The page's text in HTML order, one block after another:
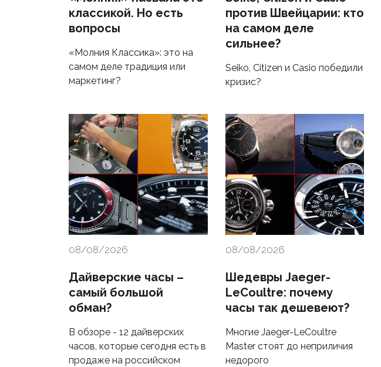
классикой. Но есть
вопросы
«Молния Классика»: это на
самом деле традиция или
маркетинг?
против Швейцарии: кто
на самом деле
сильнее?
Seiko, Citizen и Casio победили
кризис?
08/08/2026
Дайверские часы –
самый большой
обман?
В обзоре - 12 дайверских
часов, которые сегодня есть в
продаже на российском
08/08/2026
Шедевры Jaeger-
LeCoultre: почему
часы так дешевеют?
Многие Jaeger-LeCoultre
Master стоят до неприличия
недорого